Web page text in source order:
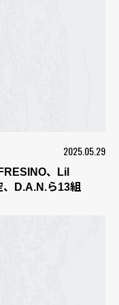
2025.05.29
、Lil
D.A.N.ら13組